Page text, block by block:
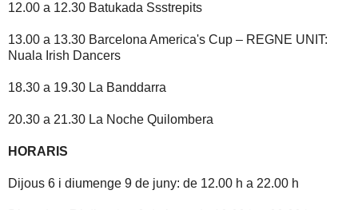
12.00 a 12.30 Batukada Ssstrepits
13.00 a 13.30 Barcelona America's Cup – REGNE UNIT:
Nuala Irish Dancers
18.30 a 19.30 La Banddarra
20.30 a 21.30 La Noche Quilombera
HORARIS
Dijous 6 i diumenge 9 de juny: de 12.00 h a 22.00 h